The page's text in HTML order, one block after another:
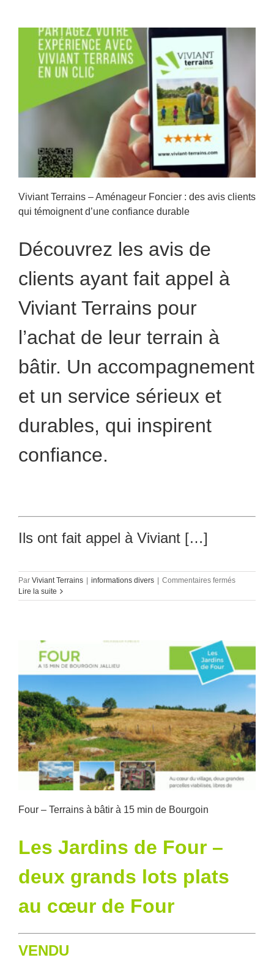
bâtir
en
Lotissement
avec
VIVIANT
TERRAINS
Viviant Terrains – Aménageur Foncier : des avis clients
qui témoignent d’une confiance durable
Découvrez les avis de
clients ayant fait appel à
Viviant Terrains pour
l’achat de leur terrain à
bâtir. Un accompagnement
et un service sérieux et
durables, qui inspirent
confiance.
Ils ont fait appel à Viviant […]
Par Viviant Terrains informations divers Commentaires ferméssur
Terrains
:
avis
d’une
confiance
durable
Lire la suite
Four – Terrains à bâtir à 15 min de Bourgoin
Les Jardins de Four –
deux grands lots plats
au cœur de Four
VENDU